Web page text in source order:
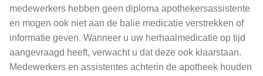
medewerkers hebben geen diploma apothekersassistente
en mogen ook niet aan de balie medicatie verstrekken of
informatie geven. Wanneer u uw herhaalmedicatie op tijd
aangevraagd heeft, verwacht u dat deze ook klaarstaan.
Medewerkers en assistentes achterin de apotheek houden